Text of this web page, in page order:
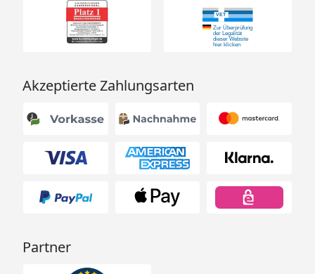
Akzeptierte Zahlungsarten
Partner